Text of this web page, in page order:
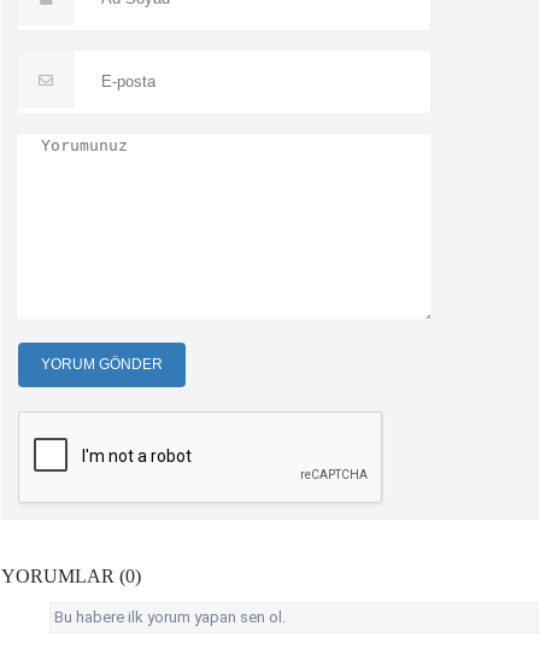
YORUM GÖNDER
YORUMLAR (0)
Bu habere ilk yorum yapan sen ol.